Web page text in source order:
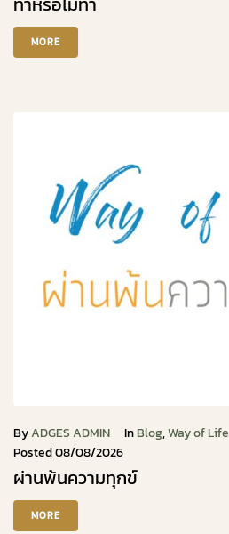
MORE
ByADGES ADMIN InBlog,Way of Life
Posted08/08/2026
ผ่านพ้นความทุกข์
MORE